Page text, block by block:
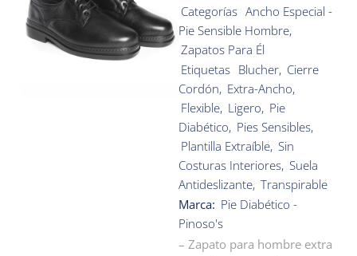
Categorías Ancho Especial -
Pie Sensible Hombre,
Zapatos Para Él
Etiquetas Blucher, Cierre
Cordón, Extra-Ancho,
Flexible, Ligero, Pie
Diabético, Pies Sensibles,
Plantilla Extraíble, Sin
Costuras Interiores, Suela
Antideslizante, Transpirable
Marca: Pie Diabético -
Pinoso's
– Zapato para hombre extra